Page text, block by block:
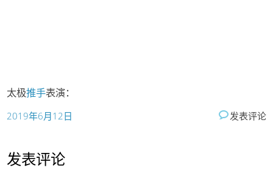
太极推手表演：
2019年6月12日 发表评论
发表评论